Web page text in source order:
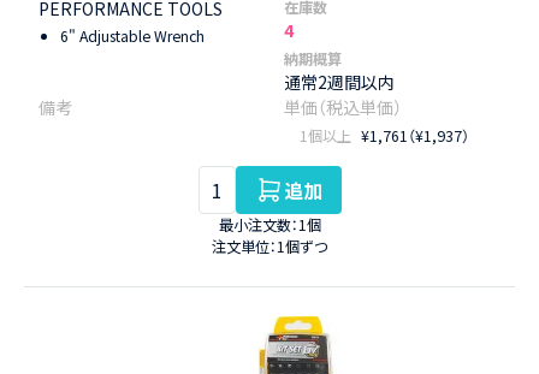
PERFORMANCE TOOLS
6" Adjustable Wrench
在庫数
4
納期概算
通常2週間以内
1個以上 ¥1,761（¥1,937）
追加
最小注文数：1個
注文単位：1個ずつ